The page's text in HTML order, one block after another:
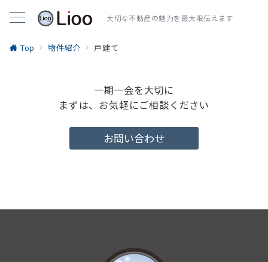
大切な不動産の魅力を最大限伝えます
Top 物件紹介 戸建て
一期一会を大切に
まずは、お気軽にご相談ください
お問い合わせ